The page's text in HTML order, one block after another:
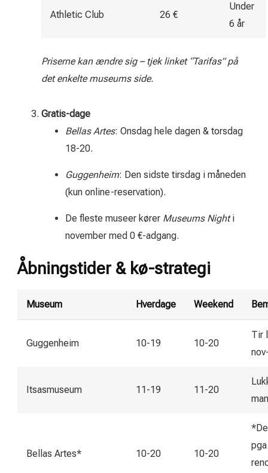
Athletic Club 26 €
Under
6 år
Priserne kan ændre sig – tjek linket “Tarifas” på
det enkelte museums side.
Gratis-dage
Bellas Artes: Onsdag hele dagen & torsdag
18-20.
Guggenheim: Den sidste tirsdag i måneden
(kun online-reservation).
De fleste museer kører Museums Nighti
november med 0 €-adgang.
Åbningstider & kø-strategi
Museum Hverdage Weekend
Guggenheim 10-19 10-20
Tir
Itsasmuseum 11-19 11-20
Bellas Artes* 10-20 10-20